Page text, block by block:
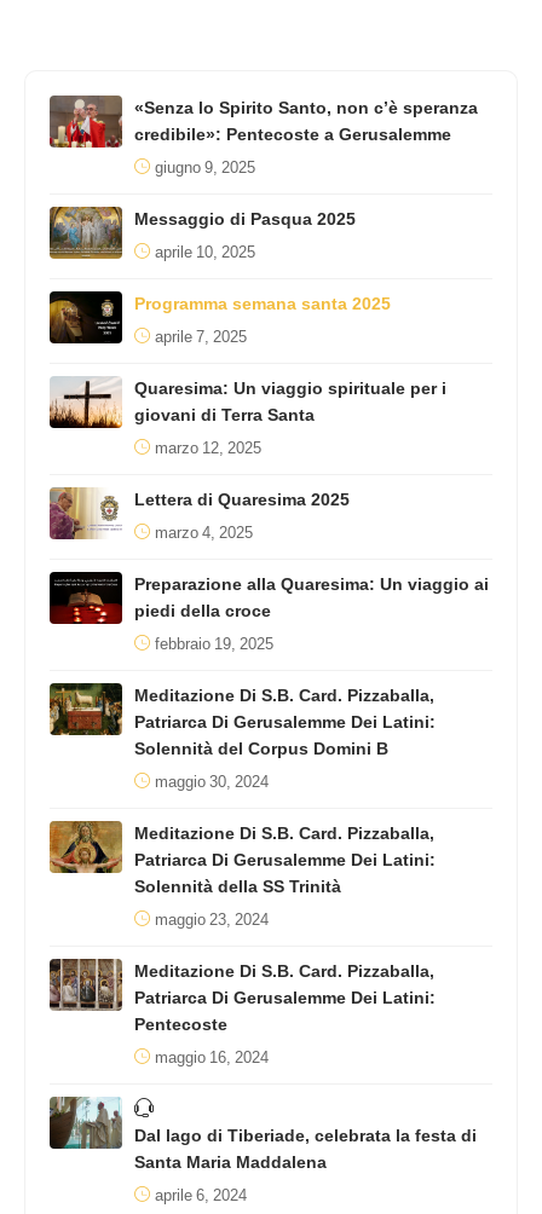
«Senza lo Spirito Santo, non c’è speranza
credibile»: Pentecoste a Gerusalemme
giugno 9, 2025
Messaggio di Pasqua 2025
aprile 10, 2025
Programma semana santa 2025
aprile 7, 2025
Quaresima: Un viaggio spirituale per i
giovani di Terra Santa
marzo 12, 2025
Lettera di Quaresima 2025
marzo 4, 2025
Preparazione alla Quaresima: Un viaggio ai
piedi della croce
febbraio 19, 2025
Meditazione Di S.B. Card. Pizzaballa,
Patriarca Di Gerusalemme Dei Latini:
Solennità del Corpus Domini B
maggio 30, 2024
Meditazione Di S.B. Card. Pizzaballa,
Patriarca Di Gerusalemme Dei Latini:
Solennità della SS Trinità
maggio 23, 2024
Meditazione Di S.B. Card. Pizzaballa,
Patriarca Di Gerusalemme Dei Latini:
Pentecoste
maggio 16, 2024
Dal lago di Tiberiade, celebrata la festa di
Santa Maria Maddalena
aprile 6, 2024